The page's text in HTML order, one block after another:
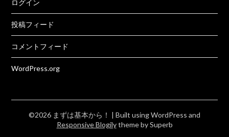
ログイン
投稿フィード
コメントフィード
WordPress.org
©2026 まずは基本から！ | Built using WordPress and
Responsive Blogilytheme by Superb